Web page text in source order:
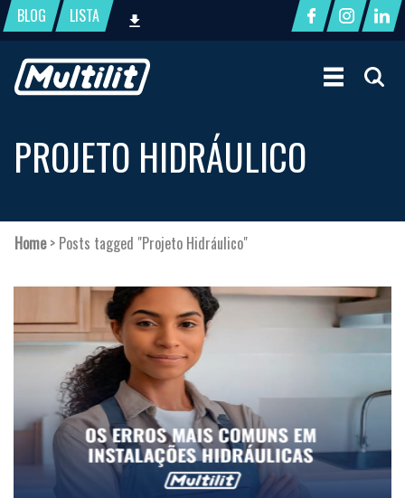
BLOG LISTA
PROJETO HIDRÁULICO
Home> Posts tagged "Projeto Hidráulico"